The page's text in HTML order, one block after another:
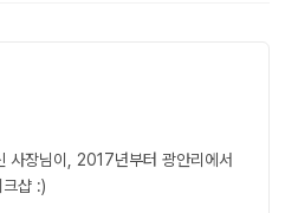
사장님이, 2017년부터 광안리에서
샵 :)